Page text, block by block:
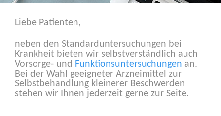
Liebe Patienten,
neben den Standarduntersuchungen bei
Krankheit bieten wir selbstverständlich auch
Vorsorge- und Funktionsuntersuchungen an.
Bei der Wahl geeigneter Arzneimittel zur
Selbstbehandlung kleinerer Beschwerden
stehen wir Ihnen jederzeit gerne zur Seite.